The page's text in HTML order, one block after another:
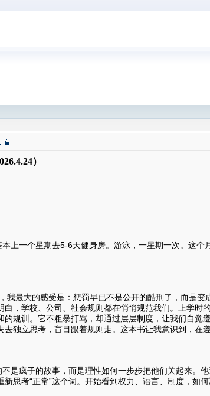
）
一个星期去5-6天健身房。游泳，一星期一次。这个
大的感受是：惩罚早已不是公开的酷刑了，而是变
白，学校、公司、社会规则都在悄悄规范我们。上学
规训。它不粗暴打骂，却通过层层制度，让我们自觉
去独立思考，盲目跟着规则走。这本书让我意识到，
疯子的故事，而是理性如何一步步把他们关起来。
思考“正常”这个词。开始看到权力、语言、制度，如何